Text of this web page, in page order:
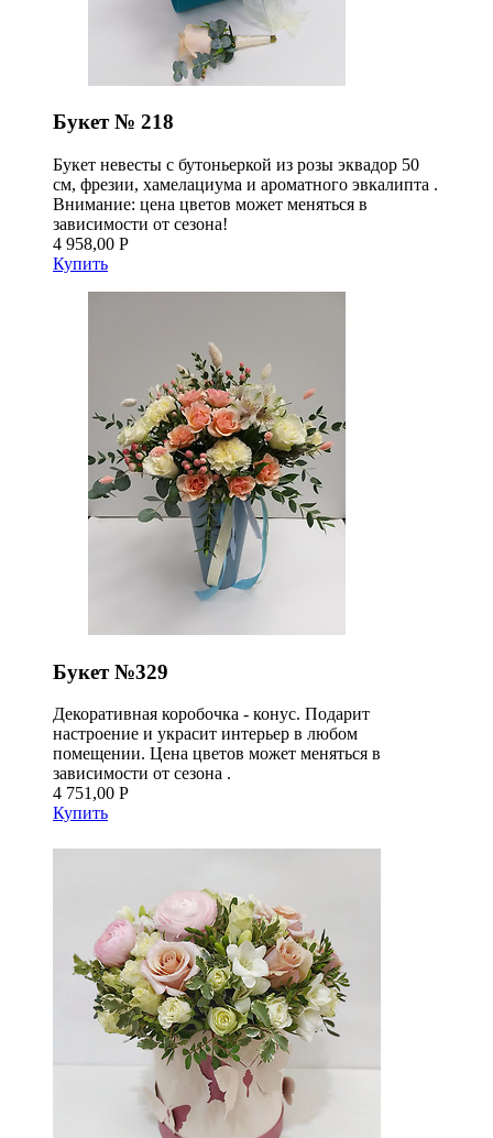
Букет № 218
Букет невесты с бутоньеркой из розы эквадор 50
см, фрезии, хамелациума и ароматного эвкалипта .
Внимание: цена цветов может меняться в
зависимости от сезона!
4 958,00 Р
Купить
Букет №329
Декоративная коробочка - конус. Подарит
настроение и украсит интерьер в любом
помещении. Цена цветов может меняться в
зависимости от сезона .
4 751,00 Р
Купить